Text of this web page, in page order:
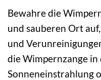
Bewahre die
und sauberen Ort
und
die Wimpernzange
Sonneneinstrahlung